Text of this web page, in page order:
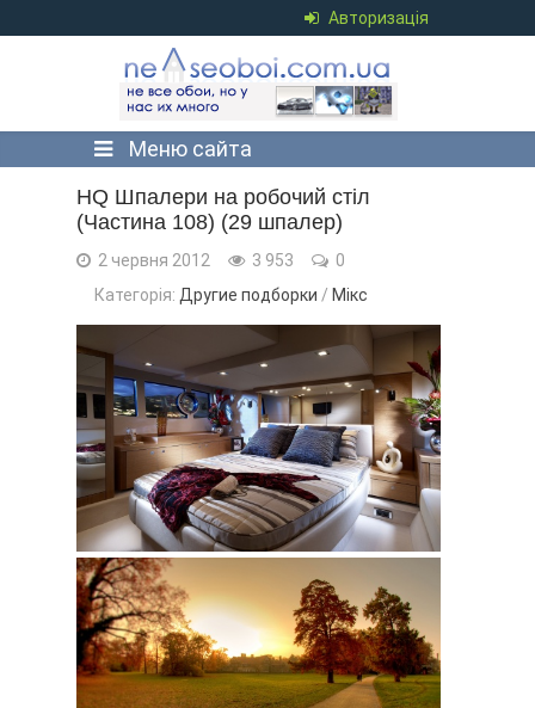
Авторизація
Меню сайта
HQ Шпалери на робочий стіл
(Частина 108) (29 шпалер)
2 червня 2012 3 953
0
Категорія: Другие подборки / Мікс